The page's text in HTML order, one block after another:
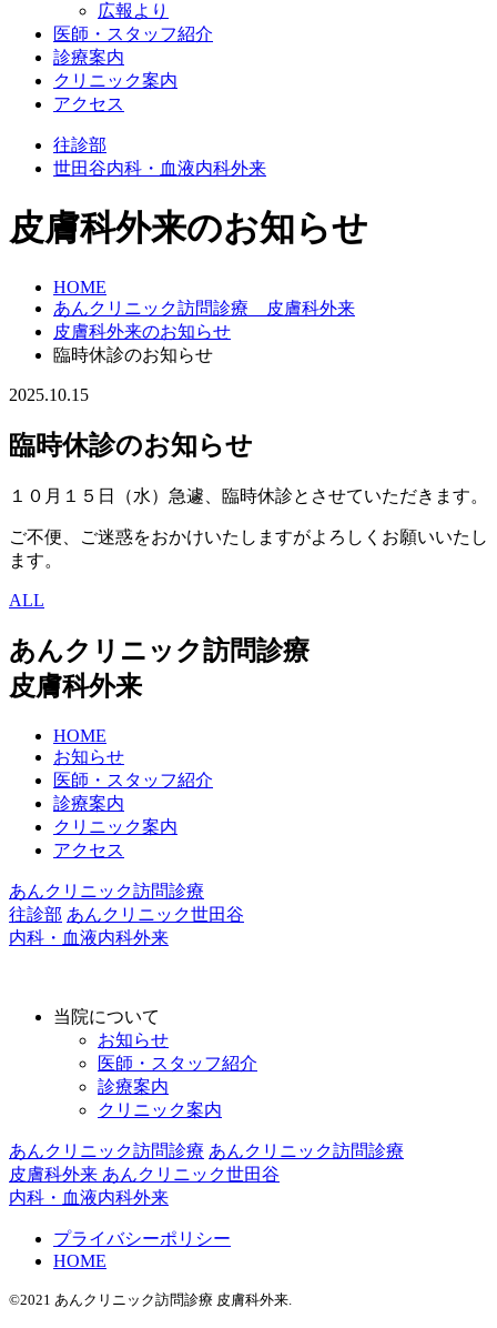
広報より
医師・スタッフ紹介
診療案内
クリニック案内
アクセス
往診部
世田谷内科・血液内科外来
皮膚科外来のお知らせ
HOME
あんクリニック訪問診療 皮膚科外来
皮膚科外来のお知らせ
臨時休診のお知らせ
2025.10.15
臨時休診のお知らせ
１０月１５日（水）急遽、臨時休診とさせていただきます。
ご不便、ご迷惑をおかけいたしますがよろしくお願いいたし
ます。
ALL
あんクリニック訪問診療
皮膚科外来
HOME
お知らせ
医師・スタッフ紹介
診療案内
クリニック案内
アクセス
あんクリニック訪問診療
往診部 あんクリニック世田谷
内科・血液内科外来
当院について
お知らせ
医師・スタッフ紹介
診療案内
クリニック案内
あんクリニック訪問診療 あんクリニック訪問診療
皮膚科外来 あんクリニック世田谷
内科・血液内科外来
プライバシーポリシー
HOME
©2021 あんクリニック訪問診療 皮膚科外来.